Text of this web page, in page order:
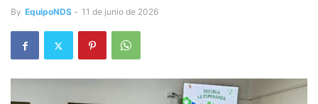
By EquipoNDS - 11 de junio de 2026